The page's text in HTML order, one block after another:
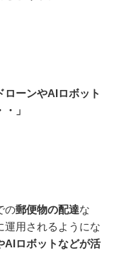
ローンやAIロボット
」
の郵便物の配達な
運用されるようにな
AIロボットなどが活